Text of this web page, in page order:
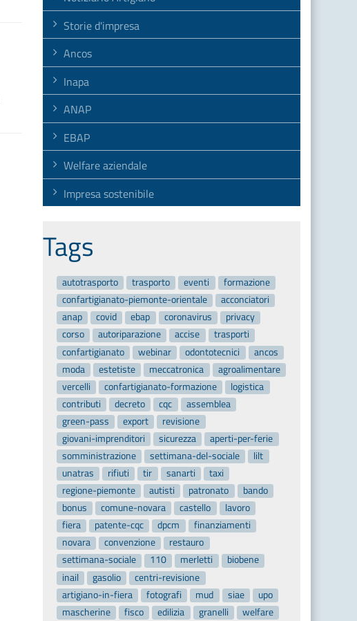
Storie d'impresa
Ancos
Inapa
ANAP
EBAP
Welfare aziendale
Impresa sostenibile
Tags
autotrasporto trasporto eventi
formazione
confartigianato-piemonte-orientale
acconciatori
anap
covid ebap coronavirus
privacy
corso
autoriparazione accise
trasporti
confartigianato
webinar odontotecnici
ancos
moda
estetiste meccatronica
agroalimentare
vercelli
confartigianato-formazione
logistica
contributi
decreto cqc
assemblea
green-pass
export
revisione
giovani-imprenditori
sicurezza
aperti-per-ferie
somministrazione
settimana-del-sociale
lilt
unatras
rifiuti tir sanarti
taxi
regione-piemonte
autisti patronato
bando
bonus
comune-novara castello
lavoro
fiera
patente-cqc dpcm
finanziamenti
novara
convenzione
restauro
settimana-sociale
110 merletti
biobene
inail
gasolio
centri-revisione
artigiano-in-fiera
fotografi mud siae
upo
mascherine
fisco edilizia granelli
welfare